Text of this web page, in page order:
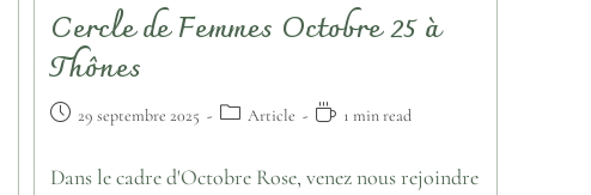
Cercle de Femmes Octobre 25 à
Thônes
29 septembre 2025 Article 1 min read
Dans le cadre d'Octobre Rose, venez nous rejoindre